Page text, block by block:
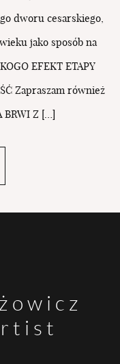
dworu cesarskiego,
jako sposób na
EFEKT ETAPY
Zapraszam również
BRWI Z […]